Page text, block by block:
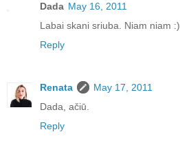
Dada May 16, 2011
Labai skani sriuba. Niam niam :)
Reply
Renata
May 17, 2011
Dada, ačiū.
Reply